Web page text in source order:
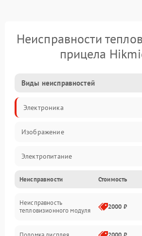
Неисправности
прицела
Виды неисправностей
Электроника
Изображение
Электропитание
Измерения
Матрица
Неисправности Стоимость
Неисправность
тепловизионного модуля
2000 ₽